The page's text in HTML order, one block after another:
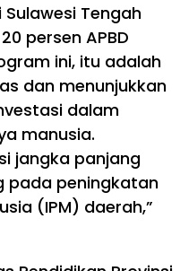
Sulawesi Tengah
persen APBD
ini, itu adalah
dan menunjukkan
dalam
manusia.
jangka panjang
pada peningkatan
(IPM) daerah,”